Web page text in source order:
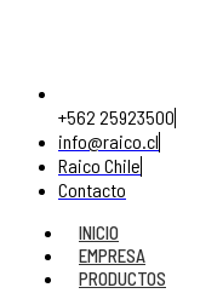
+562 25923500
info@raico.cl
Raico Chile
Contacto
INICIO
EMPRESA
PRODUCTOS